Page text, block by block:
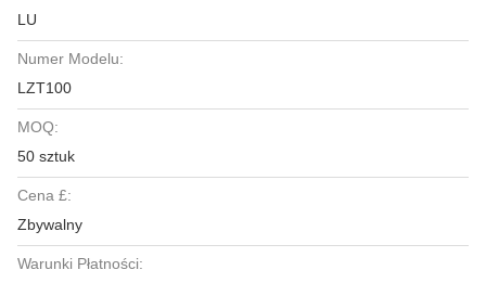
LU
Numer Modelu:
LZT100
MOQ:
50 sztuk
Cena £:
Zbywalny
Warunki Płatności: